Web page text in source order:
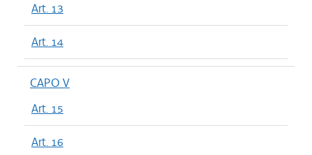
Art. 13
Art. 14
CAPO V
Art. 15
Art. 16